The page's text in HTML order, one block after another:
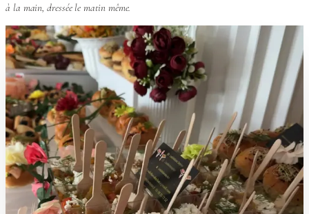
à la main, dressée le matin même.
CHAPITRE 01 /04